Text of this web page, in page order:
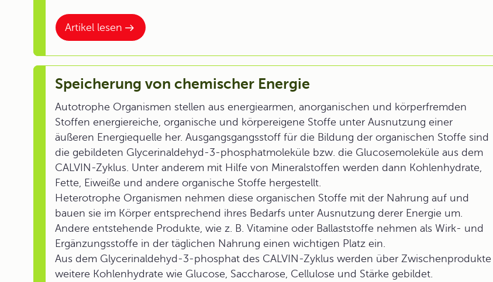
Artikel lesen
Speicherung von chemischer Energie
Autotrophe Organismen stellen aus energiearmen, anorganischen und körperfremden
Stoffen energiereiche, organische und körpereigene Stoffe unter Ausnutzung einer
äußeren Energiequelle her. Ausgangsgangsstoff für die Bildung der organischen Stoffe sind
die gebildeten Glycerinaldehyd-3-phosphatmoleküle bzw. die Glucosemoleküle aus dem
CALVIN-Zyklus. Unter anderem mit Hilfe von Mineralstoffen werden dann Kohlenhydrate,
Fette, Eiweiße und andere organische Stoffe hergestellt.
Heterotrophe Organismen nehmen diese organischen Stoffe mit der Nahrung auf und
bauen sie im Körper entsprechend ihres Bedarfs unter Ausnutzung derer Energie um.
Andere entstehende Produkte, wie z. B. Vitamine oder Ballaststoffe nehmen als Wirk- und
Ergänzungsstoffe in der täglichen Nahrung einen wichtigen Platz ein.
Aus dem Glycerinaldehyd-3-phosphat des CALVIN-Zyklus werden über Zwischenprodukte
weitere Kohlenhydrate wie Glucose, Saccharose, Cellulose und Stärke gebildet.